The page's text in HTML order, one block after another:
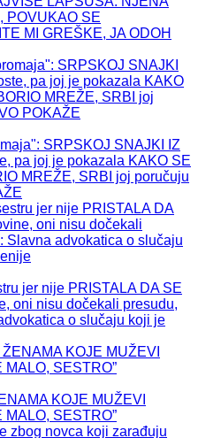
POVUKAO SE
MI GREŠKE, JA ODOH
SRPSKOJ SNAJKI IZ
pa joj je pokazala KAKO SE
MREŽE, SRBI joj poručuju
jer nije PRISTALA DA SE
oni nisu dočekali presudu,
o slučaju koji je
KOJE MUŽEVI
MALO, SESTRO”